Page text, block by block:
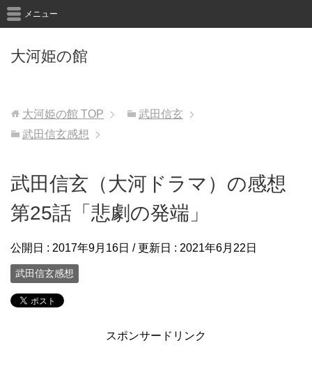
大河姫の館
メニュー
大河姫の館 TOP
武田信玄
武田信玄感想
武田信玄（大河ドラマ）の感想
第25話「悲劇の発端」
公開日 : 2017年9月16日 / 更新日 : 2021年6月22日
武田信玄感想
スポンサードリンク